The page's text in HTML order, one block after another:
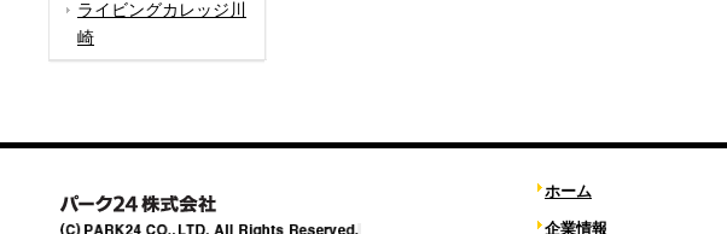
ライビングカレッジ川
崎
ホーム
企業情報